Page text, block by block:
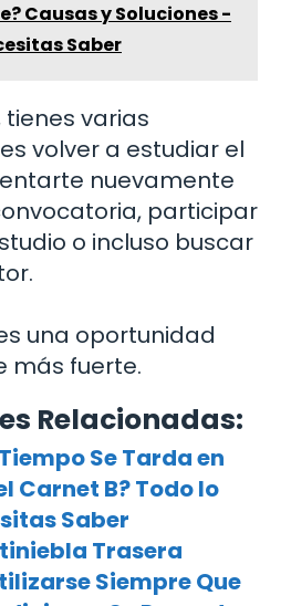
Causas y Soluciones -
Saber
tienes varias
volver a estudiar el
nuevamente
participar
o incluso buscar
una oportunidad
más fuerte.
Relacionadas:
Se Tarda en
Carnet B? Todo lo
Saber
Trasera
Siempre Que